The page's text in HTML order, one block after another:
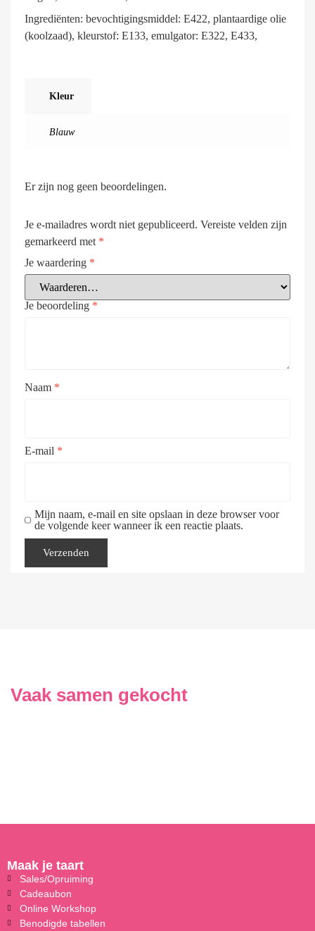
Ingrediënten: bevochtigingsmiddel: E422, plantaardige olie
(koolzaad), kleurstof: E133, emulgator: E322, E433,
Kleur
Blauw
Er zijn nog geen beoordelingen.
Je e-mailadres wordt niet gepubliceerd. Vereiste velden zijn
gemarkeerd met *
Je waardering *
Je beoordeling *
Naam *
E-mail *
Mijn naam, e-mail en site opslaan in deze browser voor
de volgende keer wanneer ik een reactie plaats.
Vaak samen gekocht
Maak je taart
Sales/Opruiming
Cadeaubon
Online Workshop
Benodigde tabellen